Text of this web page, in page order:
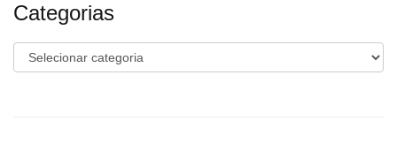
Categorias
Categorias